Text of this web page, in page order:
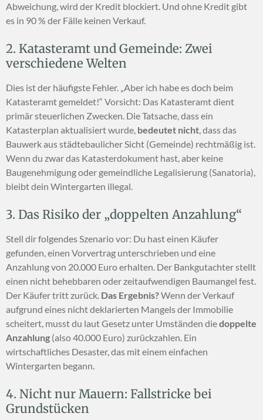
Abweichung, wird der Kredit blockiert. Und ohne Kredit gibt
es in 90 % der Fälle keinen Verkauf.
2. Katasteramt und Gemeinde: Zwei
verschiedene Welten
Dies ist der häufigste Fehler. „Aber ich habe es doch beim
Katasteramt gemeldet!“ Vorsicht: Das Katasteramt dient
primär steuerlichen Zwecken. Die Tatsache, dass ein
Katasterplan aktualisiert wurde, bedeutet nicht, dass das
Bauwerk aus städtebaulicher Sicht (Gemeinde) rechtmäßig ist.
Wenn du zwar das Katasterdokument hast, aber keine
Baugenehmigung oder gemeindliche Legalisierung (Sanatoria),
bleibt dein Wintergarten illegal.
3. Das Risiko der „doppelten Anzahlung“
Stell dir folgendes Szenario vor: Du hast einen Käufer
gefunden, einen Vorvertrag unterschrieben und eine
Anzahlung von 20.000 Euro erhalten. Der Bankgutachter stellt
einen nicht behebbaren oder zeitaufwendigen Baumangel fest.
Der Käufer tritt zurück. Das Ergebnis?Wenn der Verkauf
aufgrund eines nicht deklarierten Mangels der Immobilie
scheitert, musst du laut Gesetz unter Umständen diedoppelte
Anzahlung (also 40.000 Euro) zurückzahlen. Ein
wirtschaftliches Desaster, das mit einem einfachen
Wintergarten begann.
4. Nicht nur Mauern: Fallstricke bei
Grundstücken